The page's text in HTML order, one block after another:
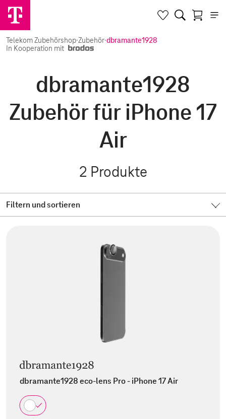
Telekom Zubehörshop·Zubehör·dbramante1928
In Kooperation mit
dbramante1928
Zubehör für iPhone 17
Air
2 Produkte
Filtern und sortieren
dbramante1928 eco-lens Pro - iPhone 17 Air